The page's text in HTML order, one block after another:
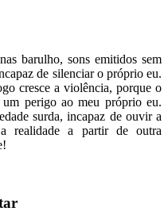
barulho, sons emitidos sem
de silenciar o próprio eu.
cresce a violência, porque o
perigo ao meu próprio eu.
surda, incapaz de ouvir a
realidade a partir de outra